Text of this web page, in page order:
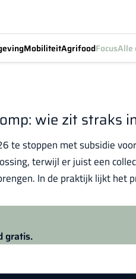
MobiliteitAgrifoodFocusAlle
wie zit straks
te stoppen met subsidie
terwijl er juist een
In de praktijk lijkt het
gratis.